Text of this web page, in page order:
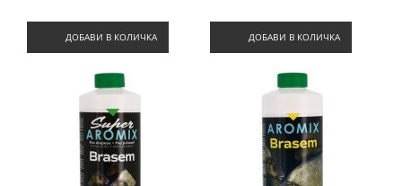
ДОБАВИ В КОЛИЧКА ДОБАВИ В КОЛИЧКА